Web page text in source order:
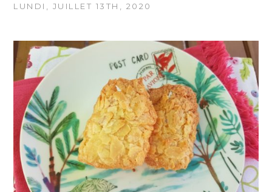
LUNDI, JUILLET 13TH, 2020